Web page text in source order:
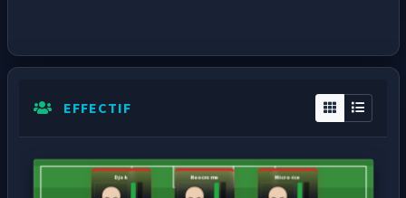
EFFECTIF
Djok Neocrome Micro-ice